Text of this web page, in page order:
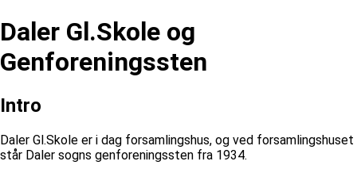
Daler Gl.Skole og
Genforeningssten
Intro
Daler Gl.Skole er i dag forsamlingshus, og ved forsamlingshuset
står Daler sogns genforeningssten fra 1934.